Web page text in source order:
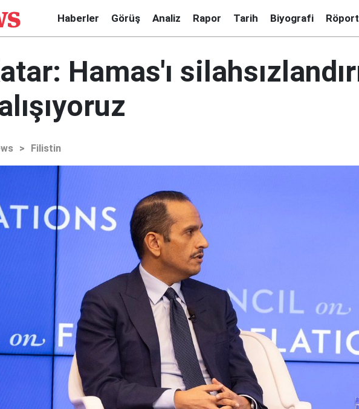
Haberler Görüş Analiz Rapor Tarih Biyografi
Hamas'ı
> Filistin